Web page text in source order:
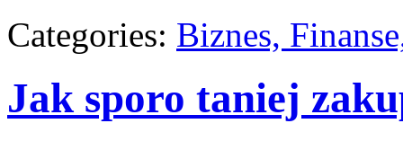
Categories: Biznes,
Jak sporo taniej